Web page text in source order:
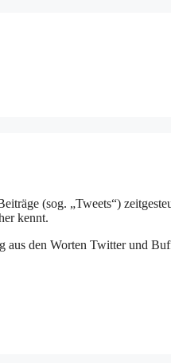
(sog. „Tweets“)
kennt.
den Worten Twitter und